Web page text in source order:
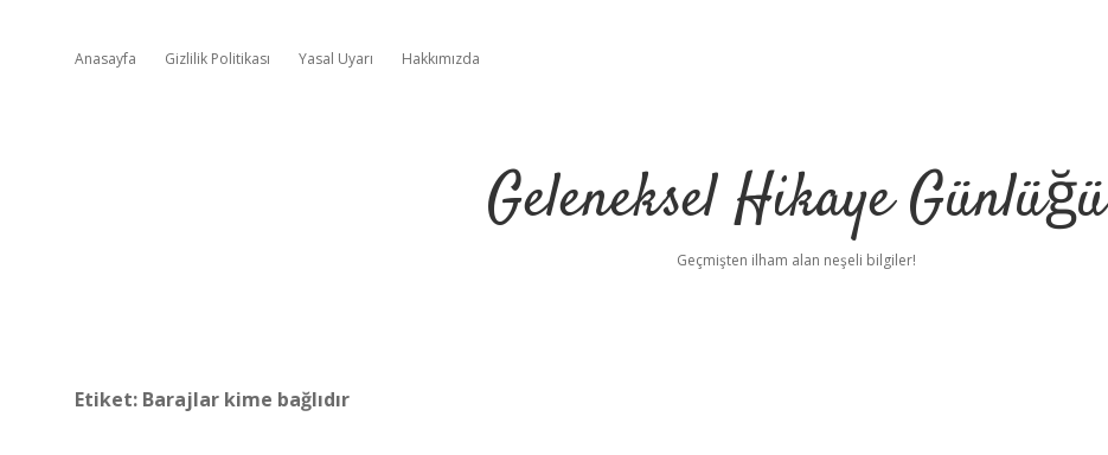
Anasayfa Gizlilik Politikası Yasal Uyarı Hakkımızda
Geleneksel Hikaye Günlüğü
Geçmişten ilham alan neşeli bilgiler!
Etiket: Barajlar kime bağlıdır